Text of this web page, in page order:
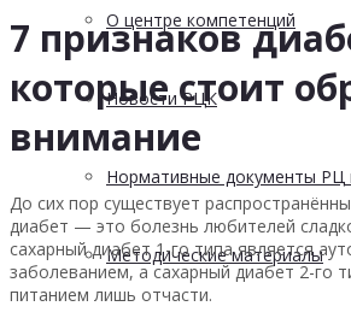
О центре компетенций
Новости РЦК
Нормативные документы РЦ
Методические материалы
7 признаков
которые стоит
внимание
До сих пор существует
диабет — это болезнь любителей
сахарный диабет 1-го типа является
заболеванием, а сахарный диабет 2-го
питанием лишь отчасти.